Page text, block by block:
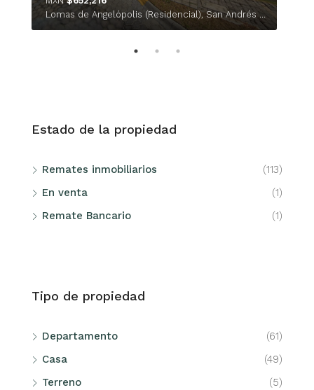
Lomas de Angelópolis (Residencial), San Andrés Cholula, Puebla, 72830, México
Estado de la propiedad
Remates inmobiliarios
(113)
En venta
(1)
Remate Bancario
(1)
Tipo de propiedad
Departamento
(61)
Casa
(49)
Terreno
(5)